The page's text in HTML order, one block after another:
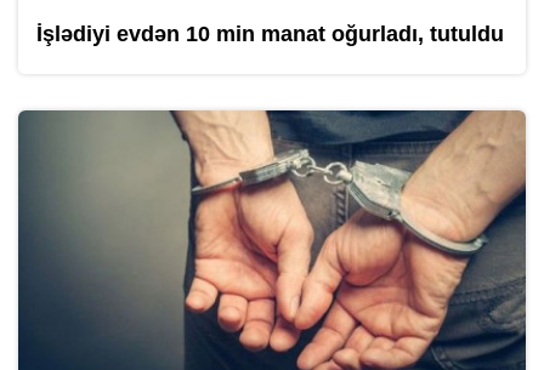
İşlədiyi evdən 10 min manat oğurladı, tutuldu